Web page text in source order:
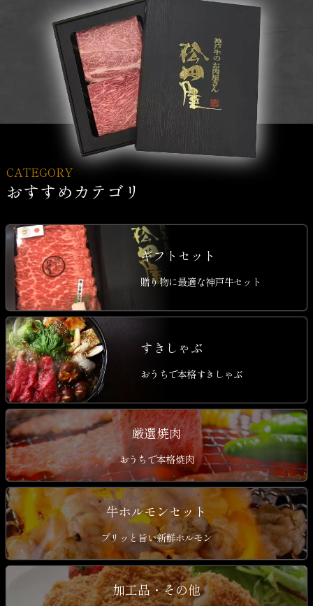
CATEGORY
おすすめカテゴリ
ギフトセット
贈り物に最適な神戸牛セット
すきしゃぶ
おうちで本格すきしゃぶ
厳選焼肉
おうちで本格焼肉
牛ホルモンセット
プリッと旨い新鮮ホルモン
加工品・その他